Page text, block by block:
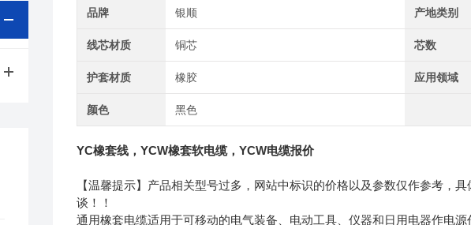
品牌 银顺 产地类别
线芯材质 铜芯 芯数
护套材质 橡胶 应用领域
颜色 黑色
YC橡套线，YCW橡套软电缆，YCW电缆报价
【温馨提示】产品相关型号过多，网站中标识的价格以及参数仅作参考，
谈！！
通用橡套电缆适用于可移动的电气装备、电动工具、仪器和日用电器作电